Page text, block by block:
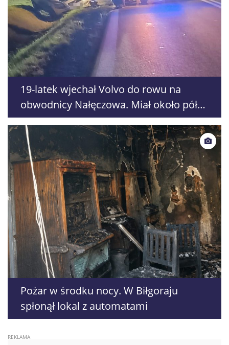
19-latek wjechał Volvo do rowu na
obwodnicy Nałęczowa. Miał około pół
promila alkoholu
Pożar w środku nocy. W Biłgoraju
spłonął lokal z automatami